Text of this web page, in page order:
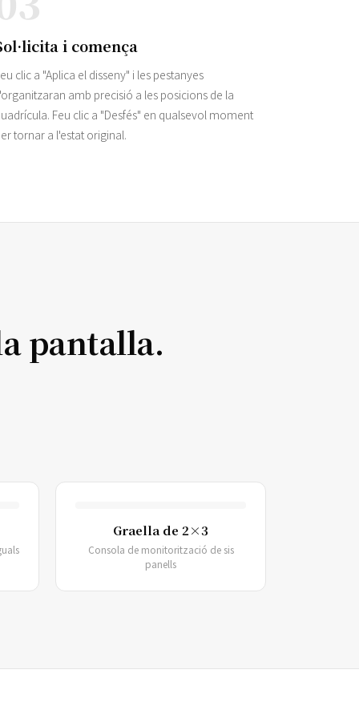
i comença
clic a "Aplica el disseny" i les pestanyes
amb precisió a les posicions de la
Feu clic a "Desfés" en qualsevol moment
tornar a l'estat original.
pantalla.
Graella de 2×3
Consola de monitorització de sis
panells